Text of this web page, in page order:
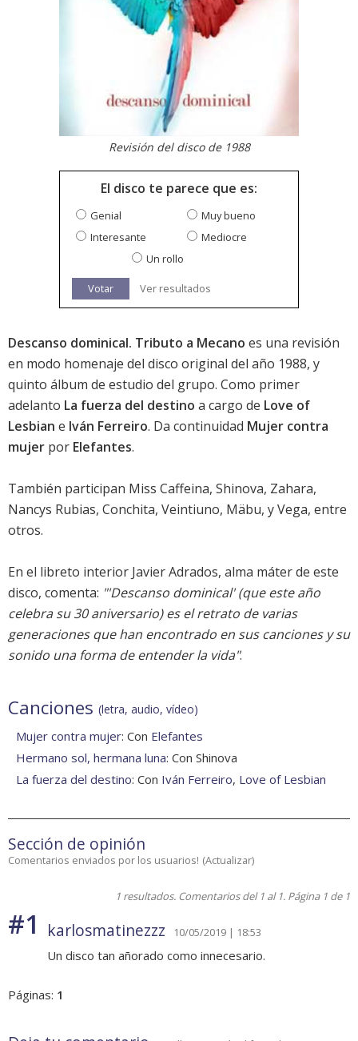
Revisión del disco de 1988
El disco te parece que es:
Genial
Muy bueno
Interesante
Mediocre
Un rollo
Votar Ver resultados
Descanso dominical. Tributo a Mecano es una revisión
en modo homenaje del disco original del año 1988, y
quinto álbum de estudio del grupo. Como primer
adelanto La fuerza del destino a cargo de Love of
Lesbian e Iván Ferreiro. Da continuidad Mujer contra
mujer por Elefantes.
También participan Miss Caffeina, Shinova, Zahara,
Nancys Rubias, Conchita, Veintiuno, Mäbu, y Vega, entre
otros.
En el libreto interior Javier Adrados, alma máter de este
disco, comenta: "'Descanso dominical' (que este año
celebra su 30 aniversario) es el retrato de varias
generaciones que han encontrado en sus canciones y su
sonido una forma de entender la vida".
Canciones (letra, audio, vídeo)
Mujer contra mujer: Con Elefantes
Hermano sol, hermana luna: Con Shinova
La fuerza del destino: Con Iván Ferreiro, Love of Lesbian
Sección de opinión
Comentarios enviados por los usuarios! (Actualizar)
1 resultados. Comentarios del 1 al 1. Página 1 de 1
#1 karlosmatinezzz 10/05/2019 | 18:53
Un disco tan añorado como innecesario.
Páginas: 1